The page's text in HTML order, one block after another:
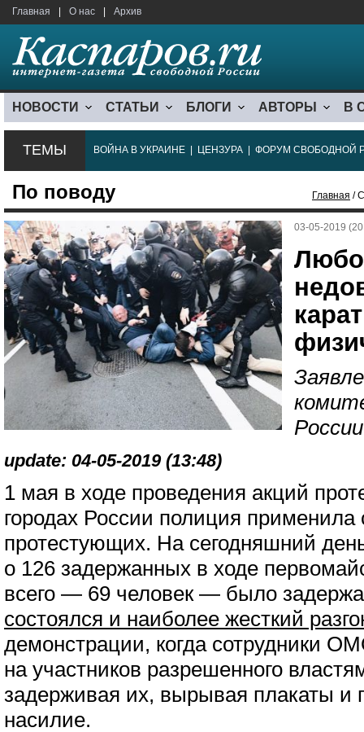
Главная О нас Архив
НОВОСТИ СТАТЬИ БЛОГИ АВТОРЫ В
ТЕМЫ ВОЙНА В УКРАИНЕ ЦЕНЗУРА ФОРУМ СВОБОДНОЙ
По поводу Главная /
03-05-2019
update: 04-05-2019 (13:48)
1 мая в ходе проведения акций
городах России полиция
протестующих. На сегодняшний
о 126 задержанных в ходе
всего — 69 человек — было
состоялся и наиболее жесткий
демонстрации, когда сотрудники
на участников разрешенного
задерживая их, вырывая плакаты и
насилие.